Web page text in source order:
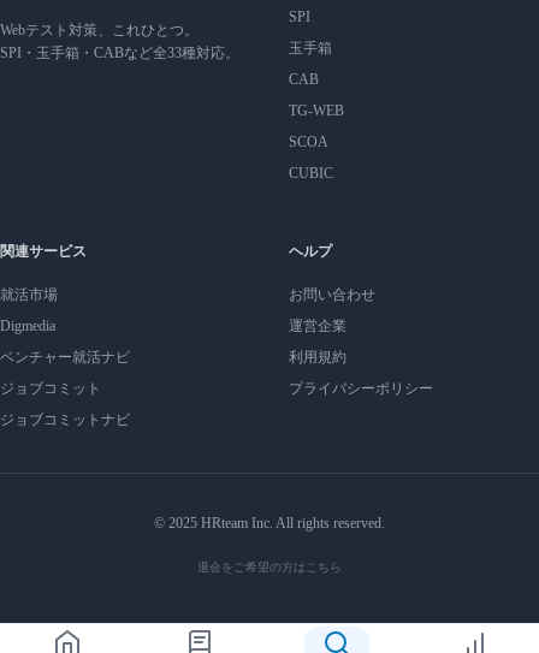
Webテスト対策、これひとつ。
SPI・玉手箱・CABなど全33種対応。
SPI
玉手箱
CAB
TG-WEB
SCOA
CUBIC
関連サービス
就活市場
Digmedia
ベンチャー就活ナビ
ジョブコミット
ジョブコミットナビ
ヘルプ
お問い合わせ
運営企業
利用規約
プライバシーポリシー
© 2025 HRteam Inc. All rights reserved.
退会をご希望の方はこちら